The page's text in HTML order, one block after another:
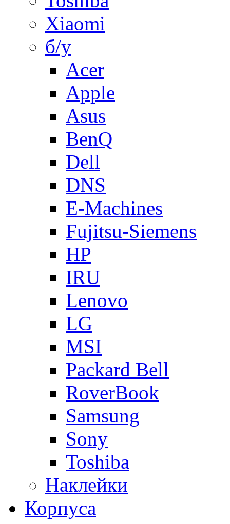
Xiaomi
б/у
Acer
Apple
Asus
BenQ
Dell
DNS
E-Machines
Fujitsu-Siemens
HP
IRU
Lenovo
LG
MSI
Packard Bell
RoverBook
Samsung
Sony
Toshiba
Наклейки
Корпуса